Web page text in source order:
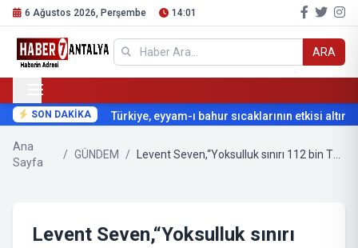
6 Ağustos 2026, Perşembe 14:01
ARA
SON DAKİKA Türkiye, eyyam-ı bahur sıcaklarının etkisi altına
Ana
Sayfa
/ GÜNDEM / Levent Seven,“Yoksulluk sınırı 112 bin TL’yi geçti, 68 bin TL maaş beklentisi komediden ibarettir
Levent Seven,“Yoksulluk sınırı